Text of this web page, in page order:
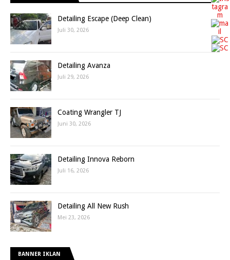
Detailing Escape (Deep Clean)
Juli 30, 2026
Detailing Avanza
Juli 29, 2026
Coating Wrangler TJ
Juni 30, 2026
Detailing Innova Reborn
Juli 16, 2026
Detailing All New Rush
Mei 23, 2026
BANNER IKLAN